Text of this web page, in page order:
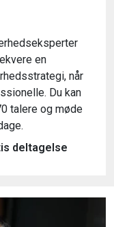
en
når
Du kan
talere og møde
deltagelse